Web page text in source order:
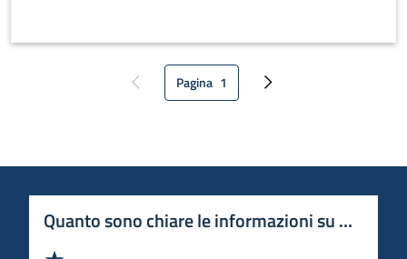
modelli informativi evoluti e approccio sistemico, con particolare
attenzione a qualità, sicurezza, trasparenza e sostenibilità.
Pagina precedentePagina attuale
Pagina 1 Pagina successiva
Quanto sono chiare le informazioni su questa